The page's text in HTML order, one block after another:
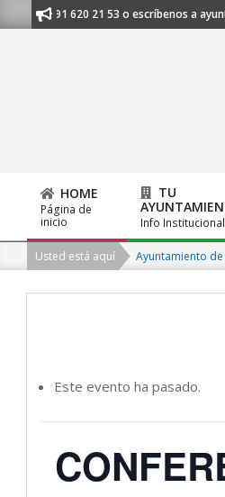
to
al 91 620 21 53 o escríbenos a
Primary
Navigation
Menu
HOME
Página de
inicio
TU
Info Institucional
Usted está aquí Ayuntamiento
Este evento ha pasado.